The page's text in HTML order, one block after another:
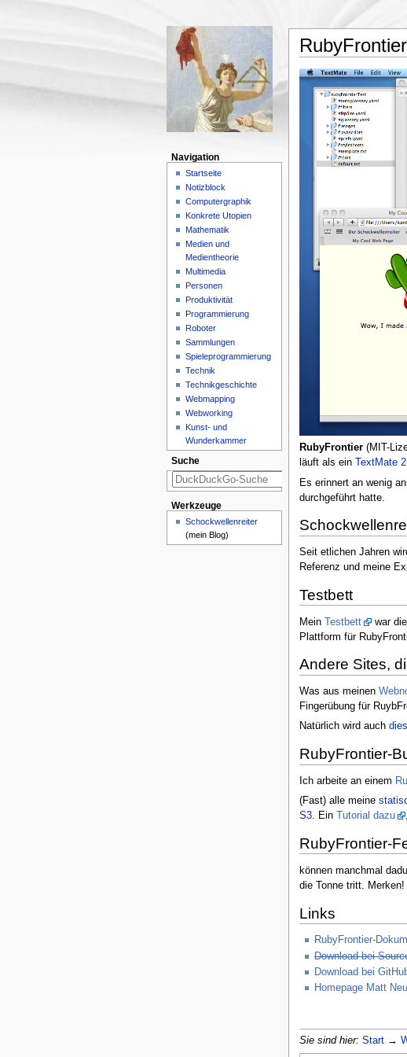
RubyFrontier
RubyFrontier(MIT-
läuft als ein
TextMate 2
Es erinnert an wenig an
durchgeführt hatte.
Seit etlichen Jahren
Referenz und meine
Testbett
Mein Testbett war die
Plattform für
Andere Sites,
Was aus meinen
Fingerübung für
Natürlich wird auch
RubyFrontier-
Ich arbeite an einem
(Fast) alle meine
S3. Ein Tutorial dazu
RubyFrontier-
können manchmal
die Tonne tritt. Merken!
Links
RubyFrontier-
Download bei
Download bei
Homepage Matt
Sie sind hier: Start→
Navigation
Startseite
Notizblock
Computergraphik
Konkrete Utopien
Mathematik
Medien und
Medientheorie
Multimedia
Personen
Produktivität
Programmierung
Roboter
Sammlungen
Spieleprogrammierung
Technik
Technikgeschichte
Webmapping
Webworking
Kunst- und
Wunderkammer
Suche
Werkzeuge
Schockwellenreiter
(mein Blog)